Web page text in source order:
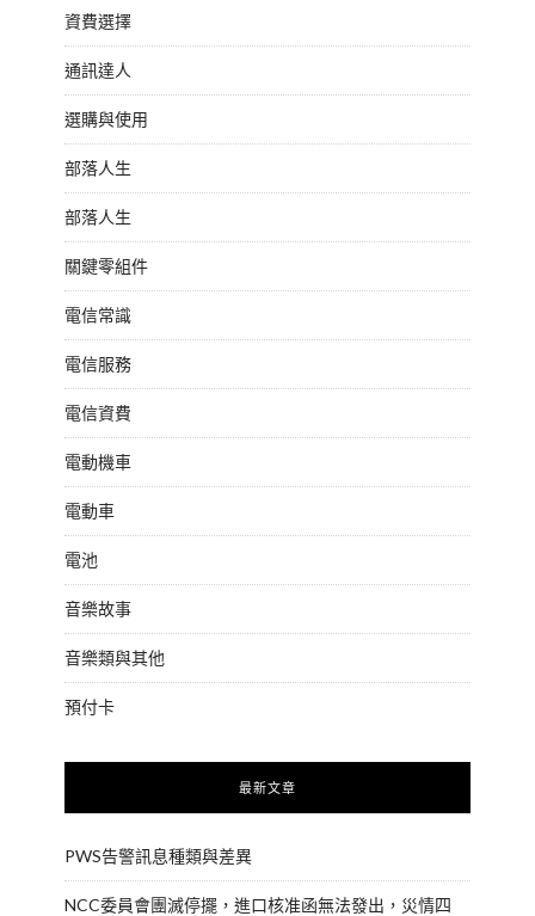
資費選擇
通訊達人
選購與使用
部落人生
部落人生
關鍵零組件
電信常識
電信服務
電信資費
電動機車
電動車
電池
音樂故事
音樂類與其他
預付卡
最新文章
PWS告警訊息種類與差異
NCC委員會團滅停擺，進口核准函無法發出，災情四